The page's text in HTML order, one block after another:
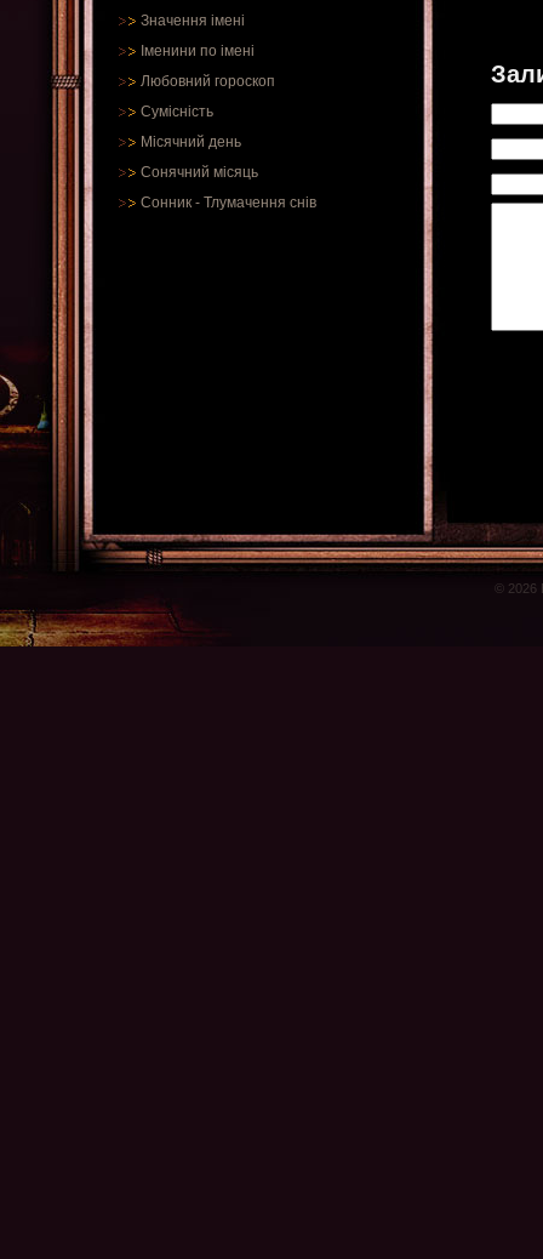
Значення імені
Іменини по імені
Любовний гороскоп
Сумісність
Місячний день
Сонячний місяць
Сонник - Тлумачення снів
© 2026